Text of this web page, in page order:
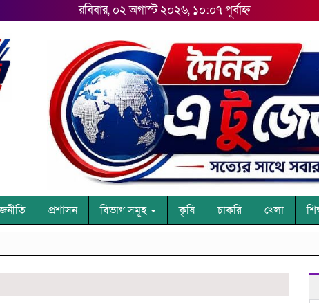
রবিবার, ০২ অগাস্ট ২০২৬, ১০:০৭ পূর্বাহ্ন
প্রশাসন বিভাগ সমূহ কৃষি চাকরি খেলা